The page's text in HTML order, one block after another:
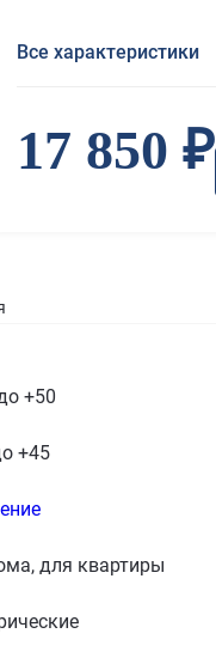
Все характеристики
17 850 ₽
+50
+45
для квартиры